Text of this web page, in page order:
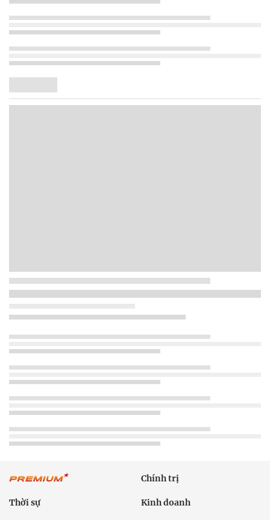
Chính trị
Thời sự Kinh doanh